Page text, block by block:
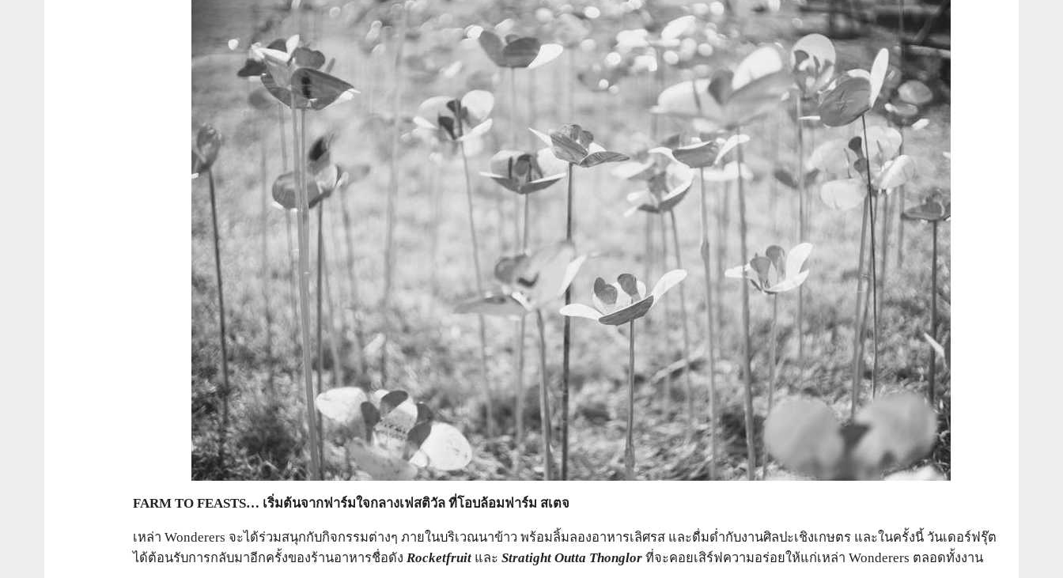
FARM TO FEASTS… เริ่มต้นจากฟาร์มใจกลางเฟสติวัล ที่โอบล้อมฟาร์ม สเตจ
เหล่า Wonderers จะได้ร่วมสนุกกับกิจกรรมต่างๆ ภายในบริเวณนาข้าว พร้อมลิ้มลองอาหารเลิศรส และดื่มด่ำกับงานศิลปะเชิงเกษตร และในครั้งนี้ วันเดอร์ฟรุ๊ต
ได้ต้อนรับการกลับมาอีกครั้งของร้านอาหารชื่อดัง Rocketfruit และ Stratight Outta Thonglor ที่จะคอยเสิร์ฟความอร่อยให้แก่เหล่า Wonderers ตลอดทั้งงาน